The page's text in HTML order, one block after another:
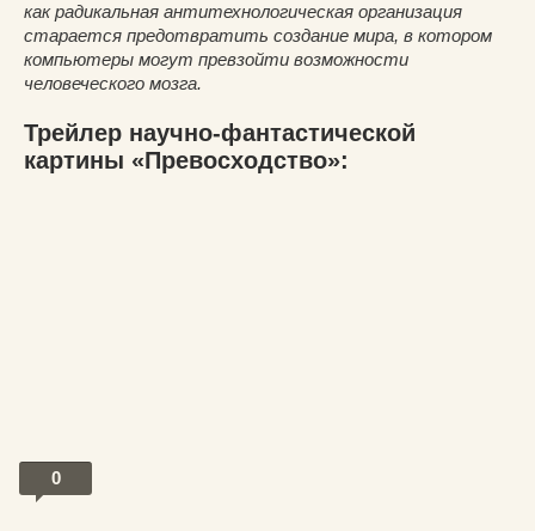
как радикальная антитехнологическая организация
старается предотвратить создание мира, в котором
компьютеры могут превзойти возможности
человеческого мозга.
Трейлер научно-фантастической
картины «Превосходство»:
0